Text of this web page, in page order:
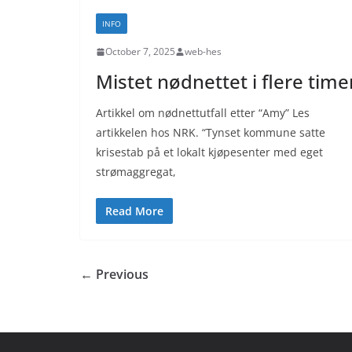
INFO
October 7, 2025 web-hes
Mistet nødnettet i flere
Artikkel om nødnettutfall etter “Amy” Les
artikkelen hos NRK. “Tynset kommune satte
krisestab på et lokalt kjøpesenter med eget
strømaggregat,
Read More
← Previous